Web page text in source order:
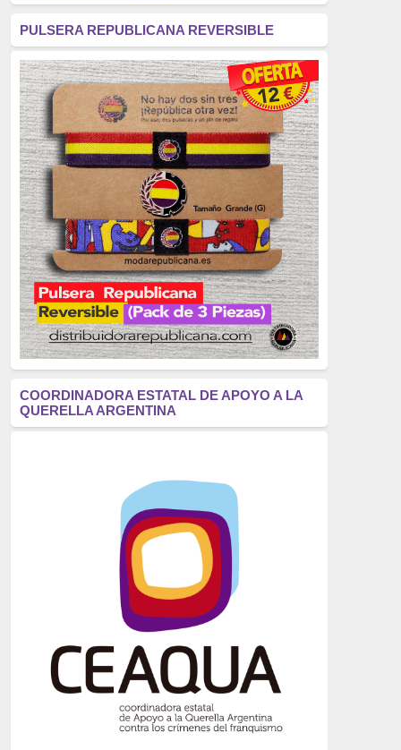
fascismo
(2677)
tardofranquismo
(2320)
Actualidad
(2319)
monarquía
(2253)
borbones
(2176)
Cultura
(2163)
Guerra
(1674)
genocidio
(1234)
mujer
(1070)
Eventos
(914)
Crímenes del franquismo
(721)
(699)
(607)
neofranquismo
(567)
Justicia Universal
Derechos Humanos
(522)
Nacionalcatolicismo
(514)
PULSERA REPUBLICANA REVERSIBLE
COORDINADORA ESTATAL DE APOYO A LA
QUERELLA ARGENTINA